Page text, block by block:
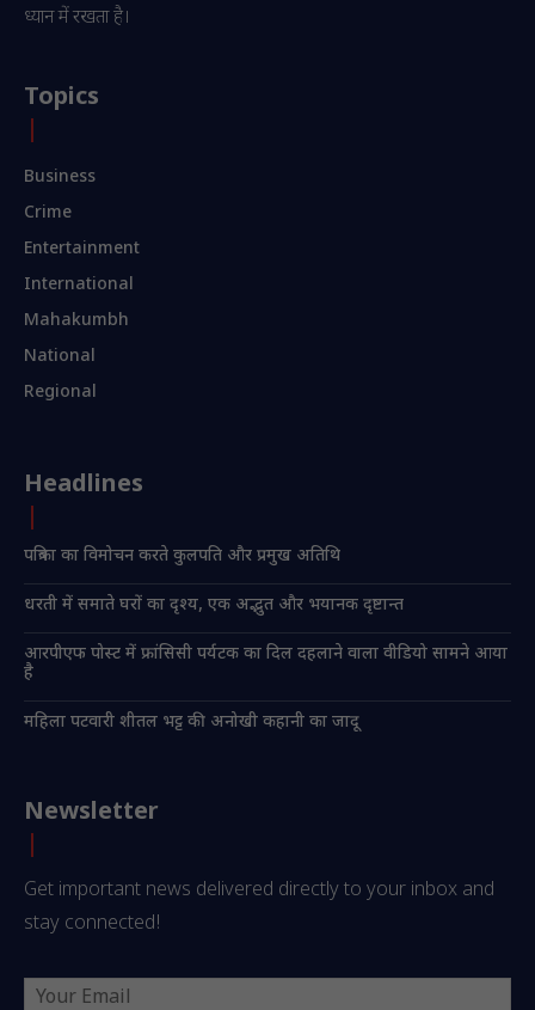
ध्यान में रखता है।
Topics
Business
Crime
Entertainment
International
Mahakumbh
National
Regional
Headlines
पत्रिका का विमोचन करते कुलपति और प्रमुख अतिथि
धरती में समाते घरों का दृश्य, एक अद्भुत और भयानक दृष्टान्त
आरपीएफ पोस्ट में फ्रांसिसी पर्यटक का दिल दहलाने वाला वीडियो सामने आया
है
महिला पटवारी शीतल भट्ट की अनोखी कहानी का जादू
Newsletter
Get important news delivered directly to your inbox and
stay connected!